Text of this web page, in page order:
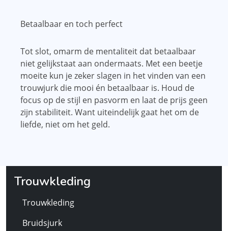
Betaalbaar en toch perfect
Tot slot, omarm de mentaliteit dat betaalbaar
niet gelijkstaat aan ondermaats. Met een beetje
moeite kun je zeker slagen in het vinden van een
trouwjurk die mooi én betaalbaar is. Houd de
focus op de stijl en pasvorm en laat de prijs geen
zijn stabiliteit. Want uiteindelijk gaat het om de
liefde, niet om het geld.
Trouwkleding
Trouwkleding
Bruidsjurk